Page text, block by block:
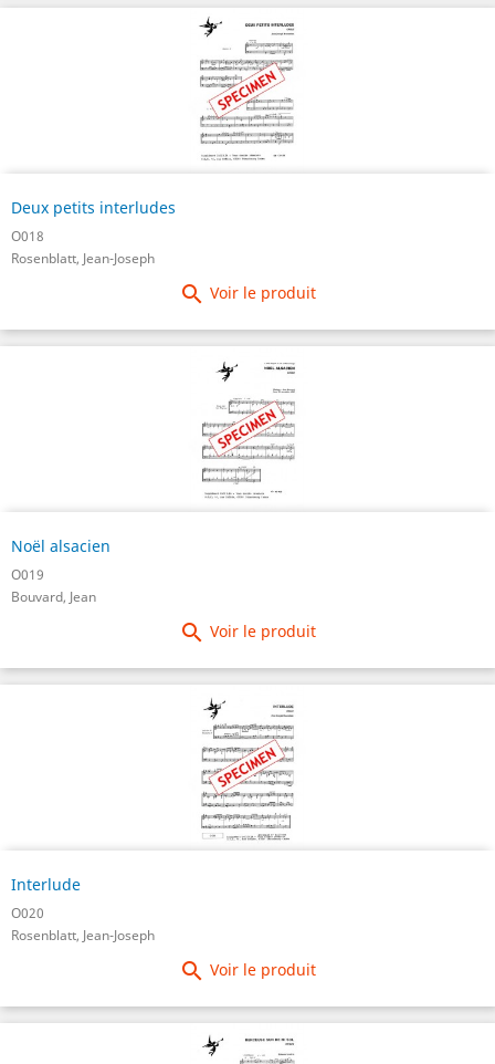
Deux petits interludes
O018
Rosenblatt, Jean-Joseph
 Voir le produit
Noël alsacien
O019
Bouvard, Jean
 Voir le produit
Interlude
O020
Rosenblatt, Jean-Joseph
 Voir le produit